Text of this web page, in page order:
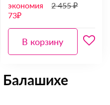
экономия
73₽
2 455 ₽
В корзину